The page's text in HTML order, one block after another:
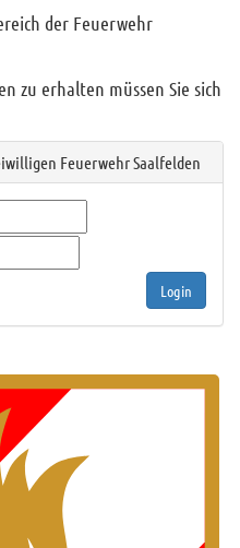
der Feuerwehr
zu erhalten müssen Sie sich
Feuerwehr Saalfelden
Login